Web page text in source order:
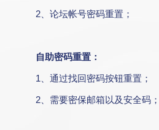
2、论坛帐号密码重置；
自助密码重置：
1、通过找回密码按钮重置；
2、需要密保邮箱以及安全码；